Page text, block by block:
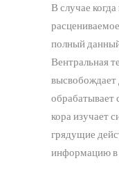
В случае
полный
Вентральная
обрабатывает
кора изучает
грядущие
информацию в